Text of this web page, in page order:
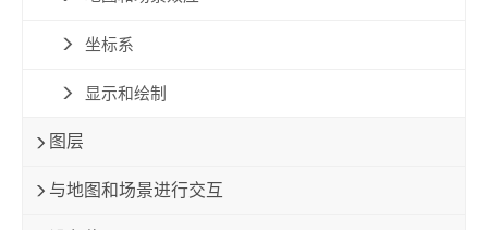
坐标系
显示和绘制
图层
与地图和场景进行交互